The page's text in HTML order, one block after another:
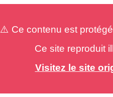
⚠️ Ce contenu est
Ce site reproduit
Visitez le site